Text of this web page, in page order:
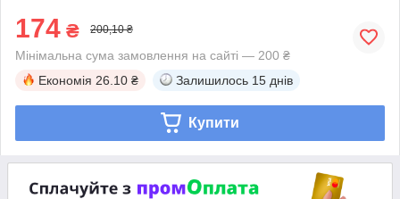
174 ₴ 200,10 ₴
Мінімальна сума замовлення на сайті — 200 ₴
Економія 26.10 ₴ Залишилось 15 днів
Купити